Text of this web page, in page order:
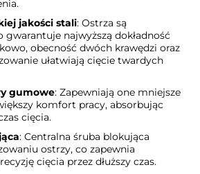
jakości stali: Ostrza są
gwarantuje najwyższą dokładność
obecność dwóch krawędzi oraz
ułatwiają cięcie twardych
gumowe: Zapewniają one mniejsze
komfort pracy, absorbując
cięcia.
: Centralna śruba blokująca
ostrzy, co zapewnia
cięcia przez dłuższy czas.